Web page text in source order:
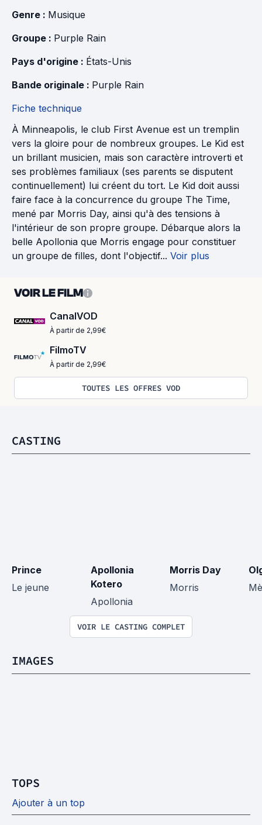
Genre : Musique
Groupe : Purple Rain
Pays d'origine : États-Unis
Bande originale : Purple Rain
Fiche technique
À Minneapolis, le club First Avenue est un tremplin
vers la gloire pour de nombreux groupes. Le Kid est
un brillant musicien, mais son caractère introverti et
ses problèmes familiaux (ses parents se disputent
continuellement) lui créent du tort. Le Kid doit aussi
faire face à la concurrence du groupe The Time,
mené par Morris Day, ainsi qu'à des tensions à
l'intérieur de son propre groupe. Débarque alors la
belle Apollonia que Morris engage pour constituer
un groupe de filles, dont l'objectif... Voir plus
VOIR LE FILM
CanalVOD
À partir de 2,99€
FilmoTV
À partir de 2,99€
TOUTES LES OFFRES VOD
CASTING
Prince
Le jeune
Apollonia
Kotero
Apollonia
Morris Day
Morris
VOIR LE CASTING COMPLET
IMAGES
TOPS
Ajouter à un top